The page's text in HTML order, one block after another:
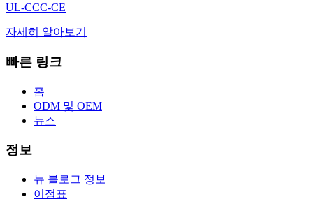
UL-CCC-CE
자세히 알아보기
빠른 링크
홈
ODM 및 OEM
뉴스
정보
뉴 블로그 정보
이정표